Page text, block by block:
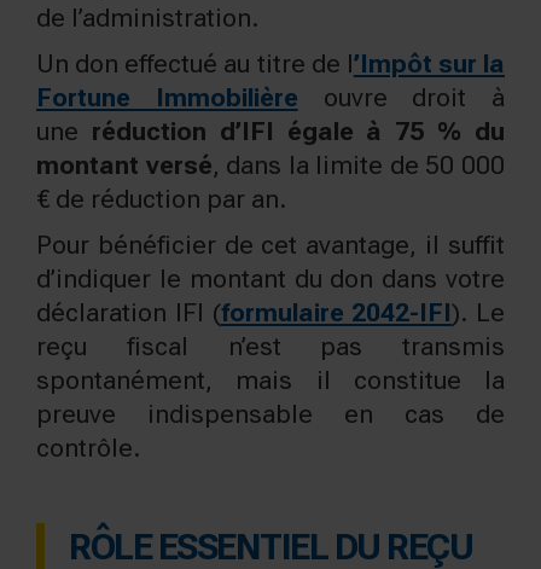
de l’administration.
Un don effectué au titre de l’Impôt sur la
Fortune Immobilière ouvre droit à
une réduction d’IFI égale à 75 % du
montant versé, dans la limite de 50 000
€ de réduction par an.
Pour bénéficier de cet avantage, il suffit
d’indiquer le montant du don dans votre
déclaration IFI (formulaire 2042-IFI). Le
reçu fiscal n’est pas transmis
spontanément, mais il constitue la
preuve indispensable en cas de
contrôle.
RÔLE ESSENTIEL DU REÇU